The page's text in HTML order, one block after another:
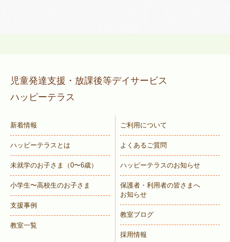
児童発達支援・放課後等デイサービス
ハッピーテラス
新着情報
ハッピーテラスとは
未就学のお子さま （0〜6歳）
小学生〜高校生のお子さま
支援事例
教室一覧
ご利用について
よくあるご質問
ハッピーテラスのお知らせ
保護者・利用者の皆さまへ
お知らせ
教室ブログ
採用情報